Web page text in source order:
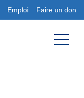
Emploi Faire un don